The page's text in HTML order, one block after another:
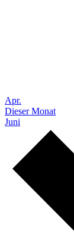
Apr.
Dieser Monat
Juni